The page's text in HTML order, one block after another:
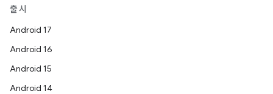
출시
Android 17
Android 16
Android 15
Android 14